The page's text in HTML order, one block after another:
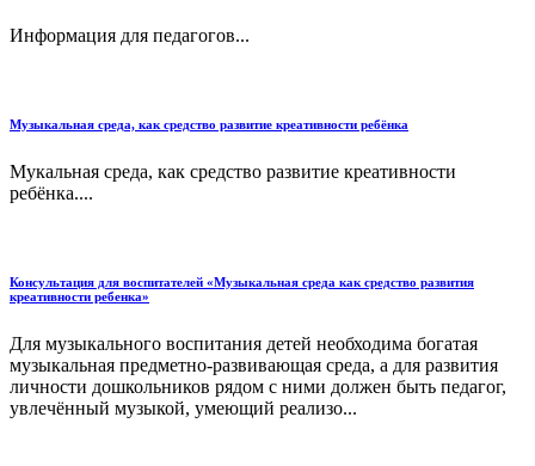
Информация для педагогов...
Музыкальная среда, как средство развитие креативности ребёнка
Мукальная среда, как средство развитие креативности
ребёнка....
Консультация для воспитателей «Музыкальная среда как средство развития
креативности ребенка»
Для музыкального воспитания детей необходима богатая
музыкальная предметно-развивающая среда, а для развития
личности дошкольников рядом с ними должен быть педагог,
увлечённый музыкой, умеющий реализо...